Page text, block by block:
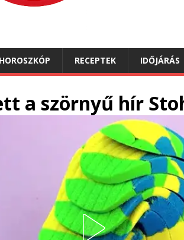
HOROSZKÓP RECEPTEK IDŐJÁRÁS
a szörnyű hír